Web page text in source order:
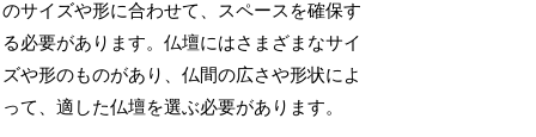
のサイズや形に合わせて、スペースを確保す
る必要があります。仏壇にはさまざまなサイ
ズや形のものがあり、仏間の広さや形状によ
って、適した仏壇を選ぶ必要があります。